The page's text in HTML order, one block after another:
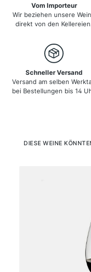
Vom Importeur
Wir beziehen unsere
direkt von den
Schneller Versand
Versand am selben
bei Bestellungen bis 14
Produktgalerie
DIESE WEINE